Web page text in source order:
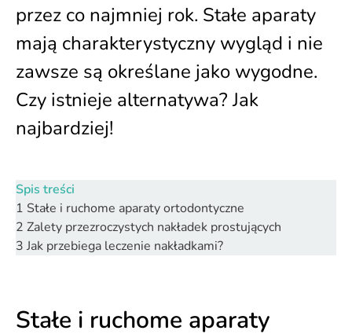
przez co najmniej rok. Stałe aparaty
mają charakterystyczny wygląd i nie
zawsze są określane jako wygodne.
Czy istnieje alternatywa? Jak
najbardziej!
Spis treści
1 Stałe i ruchome aparaty ortodontyczne
2 Zalety przezroczystych nakładek prostujących
3 Jak przebiega leczenie nakładkami?
Stałe i ruchome aparaty